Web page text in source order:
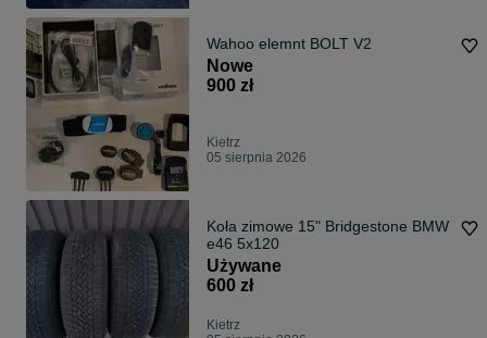
Wahoo elemnt BOLT V2
Nowe
900 zł
Kietrz
05 sierpnia 2026
Koła zimowe 15" Bridgestone BMW
e46 5x120
Używane
600 zł
Kietrz